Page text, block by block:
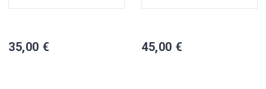
Kaina
35,00 € Kaina
45,00 €